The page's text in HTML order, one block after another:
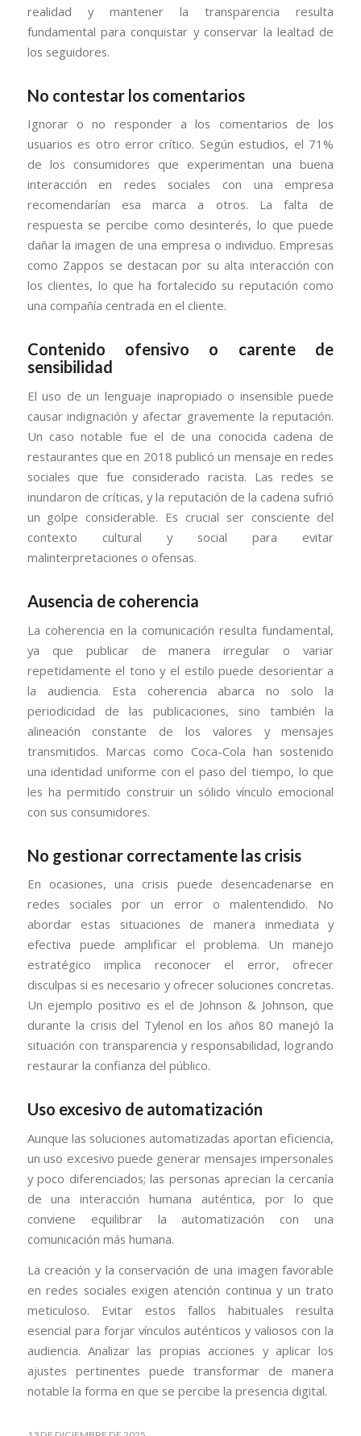
realidad y mantener la transparencia resulta
fundamental para conquistar y conservar la lealtad de
los seguidores.
No contestar los comentarios
Ignorar o no responder a los comentarios de los
usuarios es otro error crítico. Según estudios, el 71%
de los consumidores que experimentan una buena
interacción en redes sociales con una empresa
recomendarían esa marca a otros. La falta de
respuesta se percibe como desinterés, lo que puede
dañar la imagen de una empresa o individuo. Empresas
como Zappos se destacan por su alta interacción con
los clientes, lo que ha fortalecido su reputación como
una compañía centrada en el cliente.
Contenido ofensivo o carente de
sensibilidad
El uso de un lenguaje inapropiado o insensible puede
causar indignación y afectar gravemente la reputación.
Un caso notable fue el de una conocida cadena de
restaurantes que en 2018 publicó un mensaje en redes
sociales que fue considerado racista. Las redes se
inundaron de críticas, y la reputación de la cadena sufrió
un golpe considerable. Es crucial ser consciente del
contexto cultural y social para evitar
malinterpretaciones o ofensas.
Ausencia de coherencia
La coherencia en la comunicación resulta fundamental,
ya que publicar de manera irregular o variar
repetidamente el tono y el estilo puede desorientar a
la audiencia. Esta coherencia abarca no solo la
periodicidad de las publicaciones, sino también la
alineación constante de los valores y mensajes
transmitidos. Marcas como Coca-Cola han sostenido
una identidad uniforme con el paso del tiempo, lo que
les ha permitido construir un sólido vínculo emocional
con sus consumidores.
No gestionar correctamente las crisis
En ocasiones, una crisis puede desencadenarse en
redes sociales por un error o malentendido. No
abordar estas situaciones de manera inmediata y
efectiva puede amplificar el problema. Un manejo
estratégico implica reconocer el error, ofrecer
disculpas si es necesario y ofrecer soluciones concretas.
Un ejemplo positivo es el de Johnson & Johnson, que
durante la crisis del Tylenol en los años 80 manejó la
situación con transparencia y responsabilidad, logrando
restaurar la confianza del público.
Uso excesivo de automatización
Aunque las soluciones automatizadas aportan eficiencia,
un uso excesivo puede generar mensajes impersonales
y poco diferenciados; las personas aprecian la cercanía
de una interacción humana auténtica, por lo que
conviene equilibrar la automatización con una
comunicación más humana.
La creación y la conservación de una imagen favorable
en redes sociales exigen atención continua y un trato
meticuloso. Evitar estos fallos habituales resulta
esencial para forjar vínculos auténticos y valiosos con la
audiencia. Analizar las propias acciones y aplicar los
ajustes pertinentes puede transformar de manera
notable la forma en que se percibe la presencia digital.